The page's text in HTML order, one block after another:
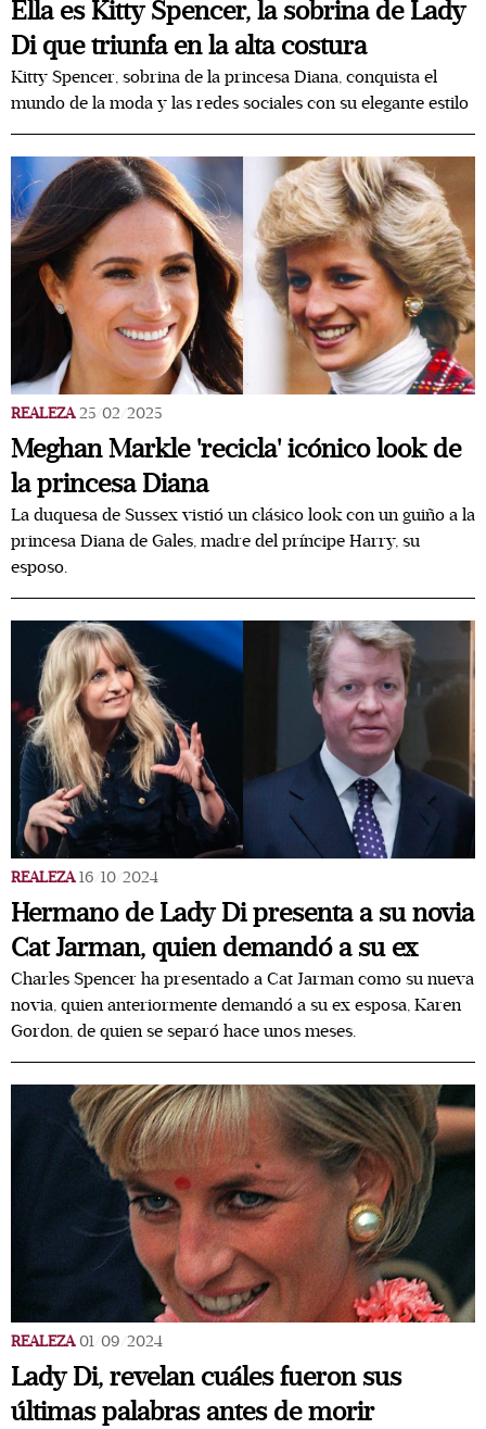
Ella es Kitty Spencer, la sobrina de Lady
Di que triunfa en la alta costura
Kitty Spencer, sobrina de la princesa Diana, conquista el
mundo de la moda y las redes sociales con su elegante estilo
REALEZA 25/02/2025
Meghan Markle 'recicla' icónico look de
la princesa Diana
La duquesa de Sussex vistió un clásico look con un guiño a la
princesa Diana de Gales, madre del príncipe Harry, su
esposo.
REALEZA 16/10/2024
Hermano de Lady Di presenta a su novia
Cat Jarman, quien demandó a su ex
Charles Spencer ha presentado a Cat Jarman como su nueva
novia, quien anteriormente demandó a su ex esposa, Karen
Gordon, de quien se separó hace unos meses.
REALEZA 01/09/2024
Lady Di, revelan cuáles fueron sus
últimas palabras antes de morir